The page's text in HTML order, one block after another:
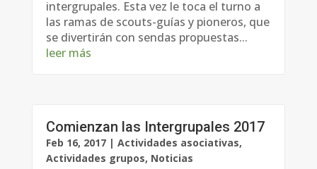
intergrupales. Esta vez le toca el turno a
las ramas de scouts-guías y pioneros, que
se divertirán con sendas propuestas...
leer más
Comienzan las Intergrupales 2017
Feb 16, 2017| Actividades asociativas,
Actividades grupos, Noticias